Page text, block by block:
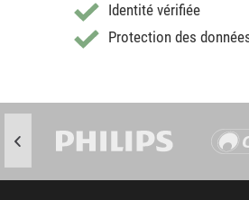
Identité vérifiée
Protection des